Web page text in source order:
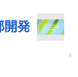
開発